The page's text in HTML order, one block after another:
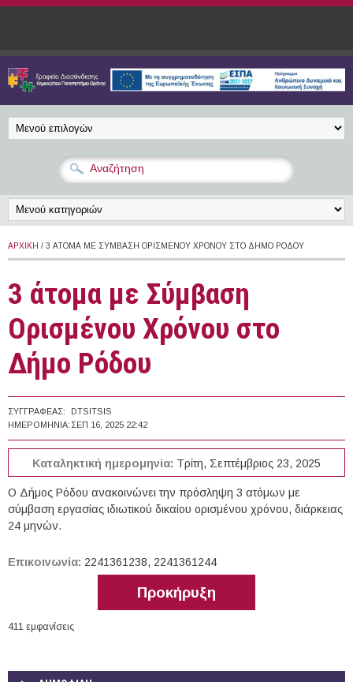
Παράκαμψη προς το κυρίως περιεχόμενο
ΑΡΧΙΚΉ / 3 ΆΤΟΜΑ ΜΕ ΣΎΜΒΑΣΗ ΟΡΙΣΜΈΝΟΥ ΧΡΌΝΟΥ ΣΤΟ ΔΉΜΟ ΡΌΔΟΥ
3 άτομα με Σύμβαση
Ορισμένου Χρόνου στο
Δήμο Ρόδου
ΣΥΓΓΡΑΦΈΑΣ:
DTSITSIS
ΗΜΕΡΟΜΗΝΊΑ: ΣΕΠ 16, 2025 22:42
Καταληκτική ημερομηνία: Τρίτη, Σεπτέμβριος 23, 2025
Ο Δήμος Ρόδου ανακοινώνει την πρόσληψη 3 ατόμων με
σύμβαση εργασίας ιδιωτικού δικαίου ορισμένου χρόνου, διάρκειας
24 μηνών.
Επικοινωνία: 2241361238, 2241361244
Προκήρυξη
411 εμφανίσεις